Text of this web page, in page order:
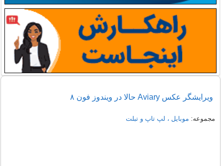
ویرایشگر عکس Aviary حالا در ویندوز فون ۸
مجموعه: موبایل ، لپ تاپ و تبلت